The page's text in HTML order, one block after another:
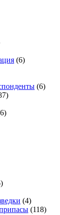
(6)
(6)
(4)
(118)